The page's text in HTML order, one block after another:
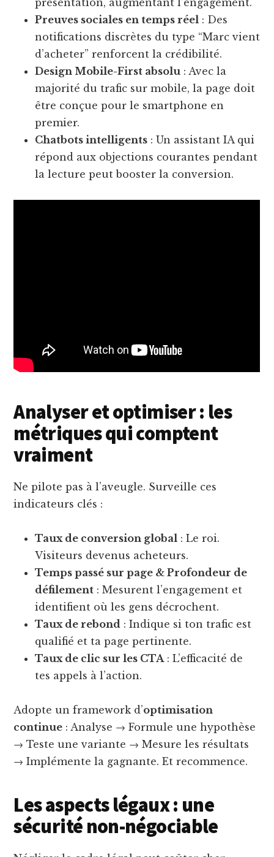
présentation, augmentant l’engagement.
Preuves sociales en temps réel : Des
notifications discrètes du type “Marc vient
d’acheter” renforcent la crédibilité.
Design Mobile-First absolu : Avec la
majorité du trafic sur mobile, la page doit
être conçue pour le smartphone en
premier.
Chatbots intelligents : Un assistant IA qui
répond aux objections courantes pendant
la lecture peut booster la conversion.
Analyser et optimiser : les
métriques qui comptent
vraiment
Ne pilote pas à l’aveugle. Surveille ces
indicateurs clés :
Taux de conversion global : Le roi.
Visiteurs devenus acheteurs.
Temps passé sur page & Profondeur de
défilement : Mesurent l’engagement et
identifient où les gens décrochent.
Taux de rebond : Indique si ton trafic est
qualifié et ta page pertinente.
Taux de clic sur les CTA: L’efficacité de
tes appels à l’action.
Adopte un framework d’optimisation
continue : Analyse → Formule une hypothèse
→ Teste une variante → Mesure les résultats
→ Implémente la gagnante. Et recommence.
Les aspects légaux : une
sécurité non-négociable